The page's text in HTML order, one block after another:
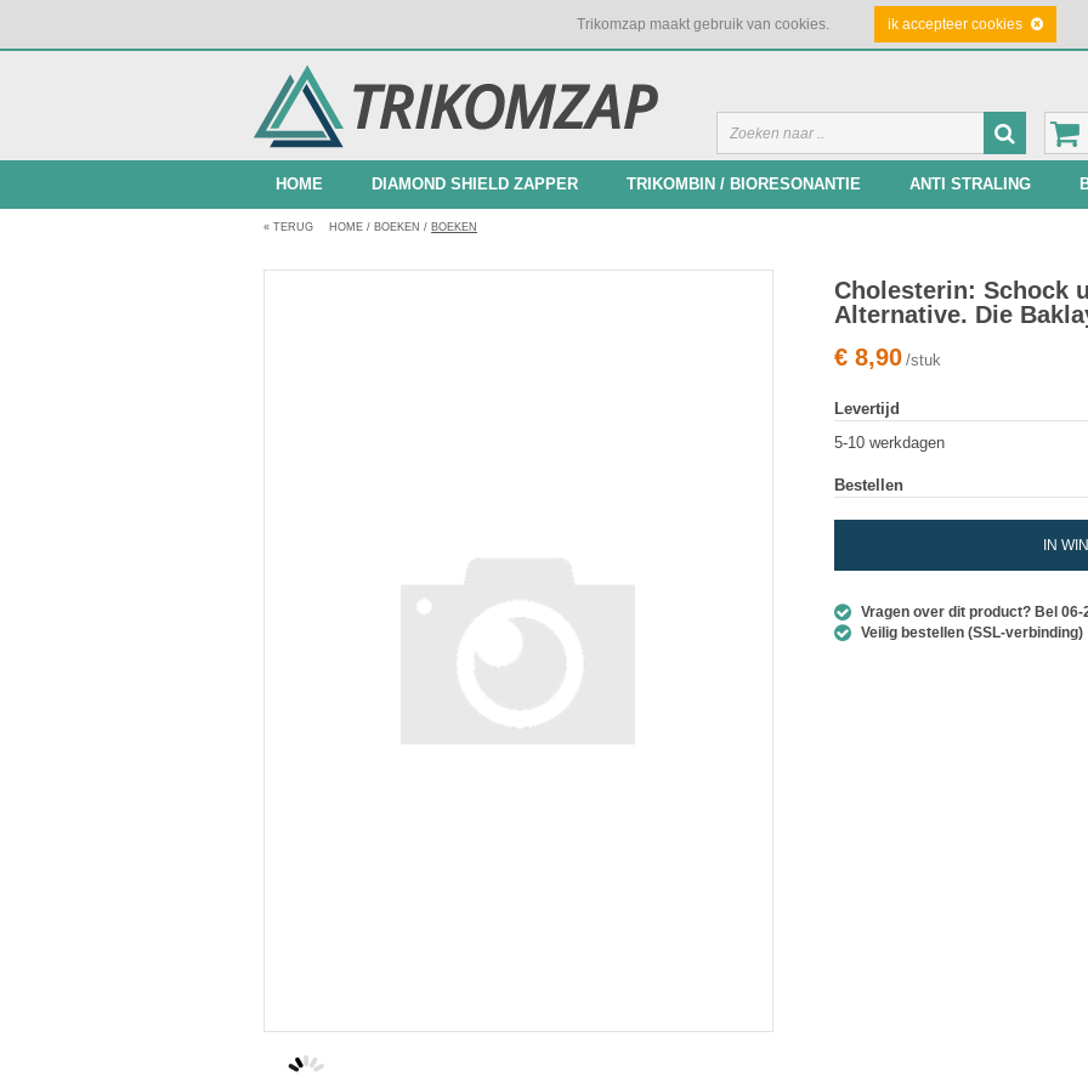
Trikomzap maakt gebruik van cookies. ik accepteer cookies
HOME DIAMOND SHIELD ZAPPER TRIKOMBIN / BIORESONANTIE ANTI STRALING
BUNDELAANBIEDINGEN
« TERUG HOME / BOEKEN / BOEKEN
Cholesterin: Schock
Alternative. Die
€ 8,90 /stuk
Levertijd
5-10 werkdagen
Bestellen
IN
Vragen over dit product? Bel 06-
Veilig bestellen (SSL-verbinding)